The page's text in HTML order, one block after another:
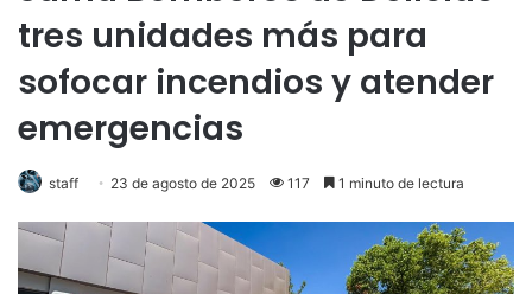
tres unidades más para
sofocar incendios y atender
emergencias
staff 23 de agosto de 2025 117 1 minuto de lectura